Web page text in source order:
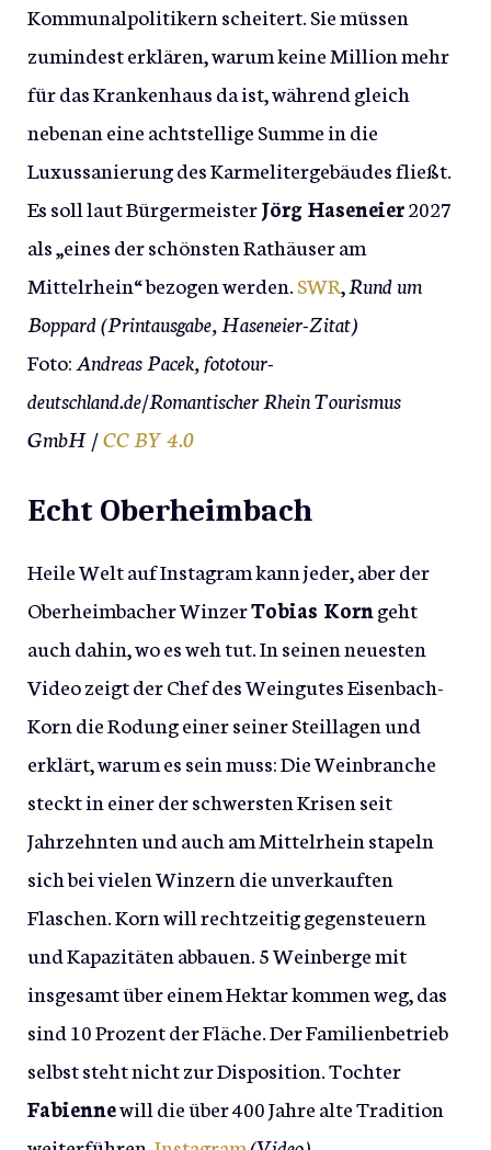
Kommunalpolitikern scheitert. Sie müssen
zumindest erklären, warum keine Million mehr
für das Krankenhaus da ist, während gleich
nebenan eine achtstellige Summe in die
Luxussanierung des Karmelitergebäudes fließt.
Es soll laut BürgermeisterJörg Haseneier2027
als „eines der schönsten Rathäuser am
Mittelrhein“ bezogen werden.SWR,Rund um
Boppard (Printausgabe, Haseneier-Zitat)
Foto: Andreas Pacek, fototour-
deutschland.de/Romantischer Rhein Tourismus
GmbH /CC BY 4.0
Echt Oberheimbach
Heile Welt auf Instagram kann jeder, aber der
Oberheimbacher WinzerTobias Korngeht
auch dahin, wo es weh tut. In seinen neuesten
Video zeigt der Chef des Weingutes Eisenbach-
Korn die Rodung einer seiner Steillagen und
erklärt, warum es sein muss: Die Weinbranche
steckt in einer der schwersten Krisen seit
Jahrzehnten und auch am Mittelrhein stapeln
sich bei vielen Winzern die unverkauften
Flaschen. Korn will rechtzeitig gegensteuern
und Kapazitäten abbauen. 5 Weinberge mit
insgesamt über einem Hektar kommen weg, das
sind 10 Prozent der Fläche. Der Familienbetrieb
selbst steht nicht zur Disposition. Tochter
Fabiennewill die über 400 Jahre alte Tradition